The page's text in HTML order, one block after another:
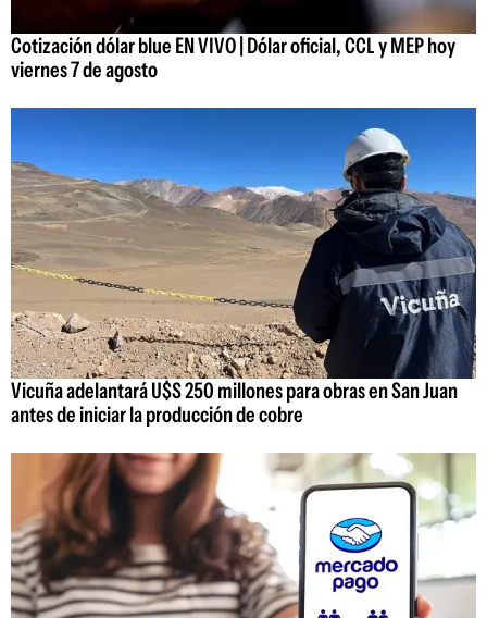
Cotización dólar blue EN VIVO | Dólar oficial, CCL y MEP hoy
viernes 7 de agosto
Vicuña adelantará U$S 250 millones para obras en San Juan
antes de iniciar la producción de cobre